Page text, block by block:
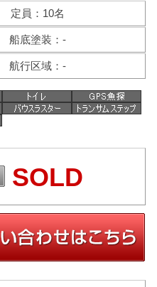
定員：10名
船底塗装：-
航行区域：-
SOLD